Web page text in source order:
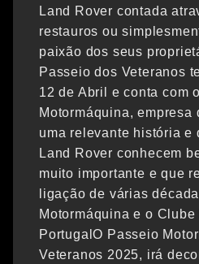
Land Rover contada
restauros ou
paixão dos seus
Passeio dos Veteranos
12 de Abril e conta com
Motormáquina, empresa
uma relevante história e
Land Rover conhecem
muito importante e que
ligação de várias
Motormáquina e o
PortugalO Passeio
Veteranos 2025, irá